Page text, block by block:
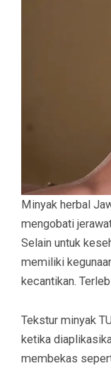
Minyak herbal
mengobati
Selain untuk
memiliki
kecantikan.
Tekstur minyak
ketika
membekas